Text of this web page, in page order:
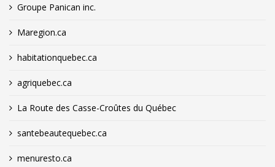
Groupe Panican inc.
Maregion.ca
habitationquebec.ca
agriquebec.ca
La Route des Casse-Croûtes du Québec
santebeautequebec.ca
menuresto.ca